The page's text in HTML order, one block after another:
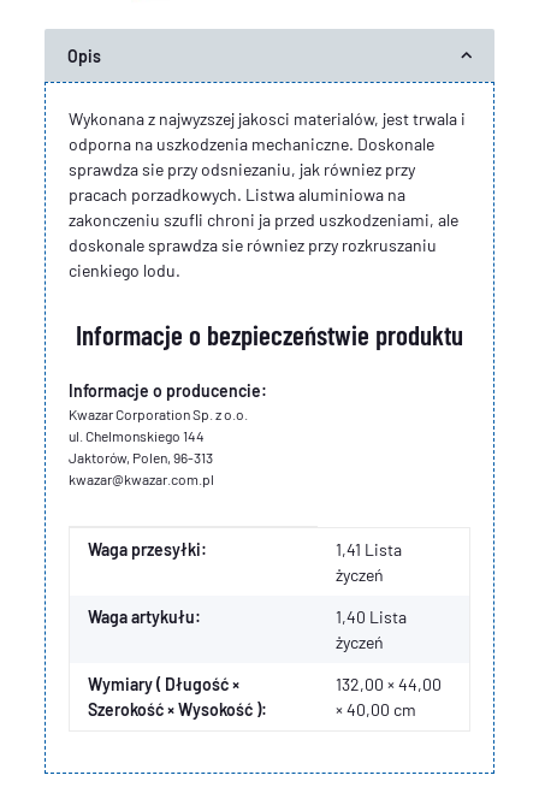
Opis
Wykonana z najwyzszej jakosci materialów, jest trwala i
odporna na uszkodzenia mechaniczne. Doskonale
sprawdza sie przy odsniezaniu, jak równiez przy
pracach porzadkowych. Listwa aluminiowa na
zakonczeniu szufli chroni ja przed uszkodzeniami, ale
doskonale sprawdza sie równiez przy rozkruszaniu
cienkiego lodu.
Informacje o bezpieczeństwie produktu
Informacje o producencie:
Kwazar Corporation Sp. z o.o.
ul. Chelmonskiego 144
Jaktorów, Polen, 96-313
kwazar@kwazar.com.pl
Cecha produktu
Wartość
Waga przesyłki:
1,41 Lista
życzeń
Waga artykułu: 1,40 Lista
życzeń
Wymiary ( Długość ×
Szerokość × Wysokość ):
132,00 × 44,00
× 40,00 cm